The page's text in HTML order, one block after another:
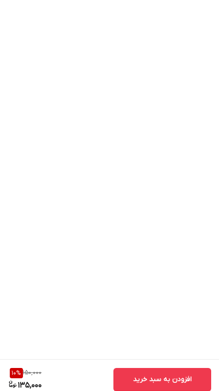
150,000
10%
135,000
افزودن به سبد خرید